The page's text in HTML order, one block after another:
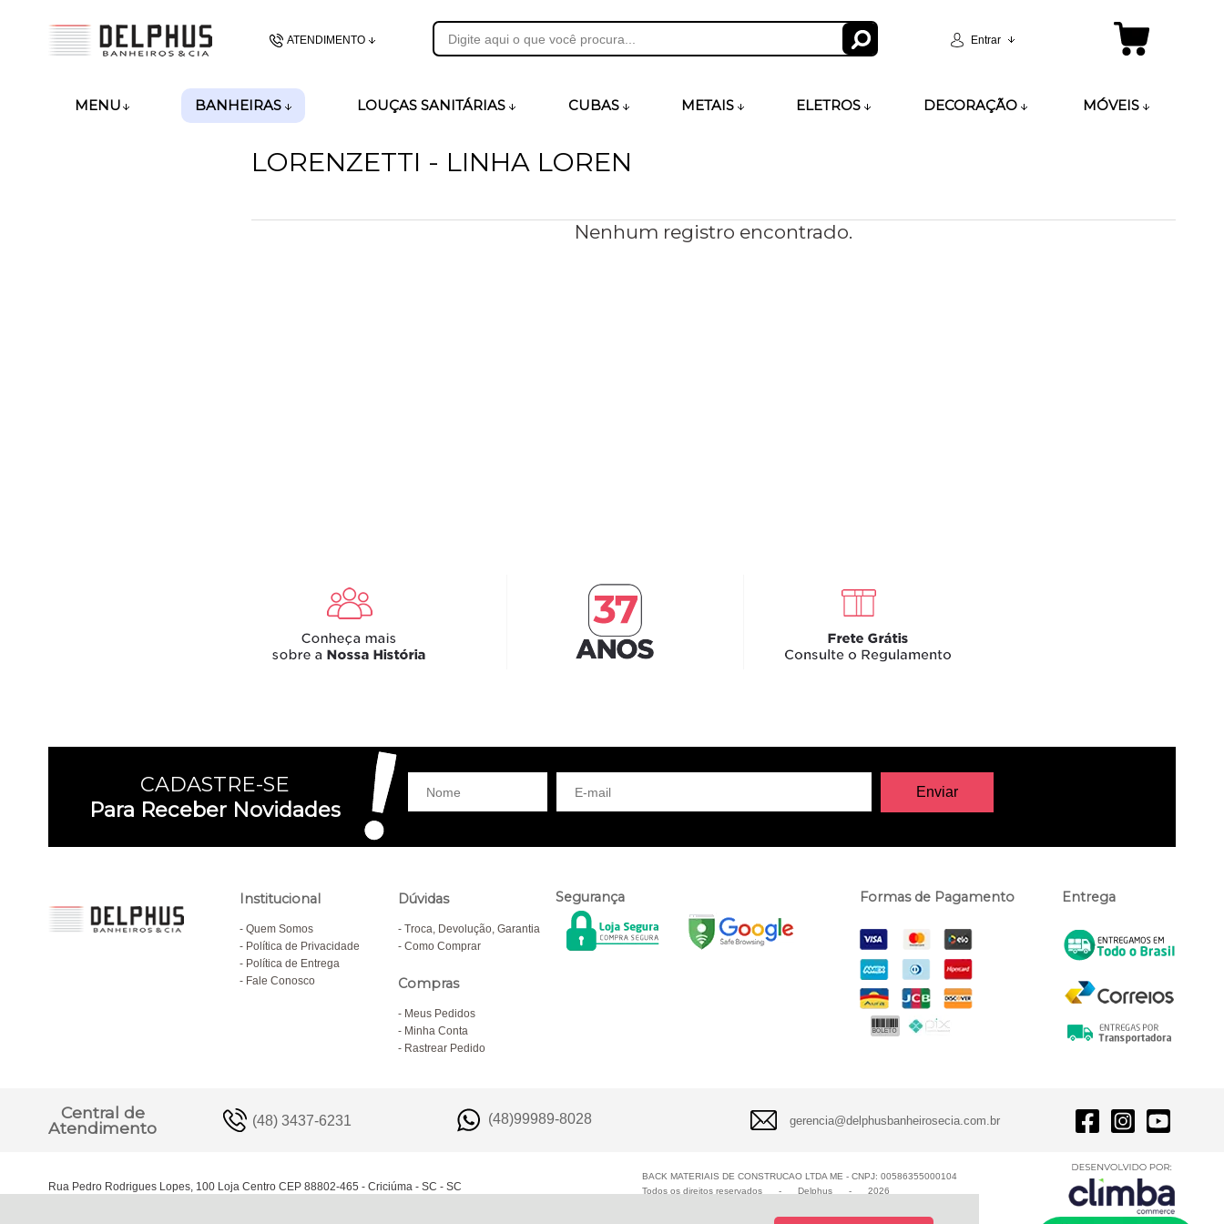
ATENDIMENTO
(48)99989-8028
gerencia@delphusbanheirosecia.com.br
Entrar
MENU BANHEIRAS LOUÇAS SANITÁRIAS CUBAS METAIS ELETROS DECORAÇÃO MÓVEIS
LORENZETTI - LINHA LOREN
Nenhum registro encontrado.
CADASTRE-SE
Para Receber Novidades
Institucional
Quem Somos
Política de Privacidade
Política de Entrega
Fale Conosco
Dúvidas
Troca, Devolução, Garantia
Como Comprar
Compras
Meus Pedidos
Minha Conta
Rastrear Pedido
Segurança Formas de Pagamento Entrega
Central de
Atendimento
(48) 3437-6231 (48)99989-8028 gerencia@delphusbanheirosecia.com.br
Rua Pedro Rodrigues Lopes, 100 Loja Centro CEP 88802-465 - Criciúma - SC - SC
BACK MATERIAIS DE CONSTRUCAO LTDA ME - CNPJ: 00586355000104
Todos os direitos reservados
- Delphus - 2026